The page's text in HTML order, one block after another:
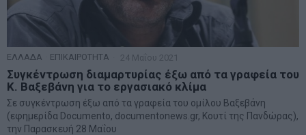
ΕΛΛΑΔΑ ΕΠΙΚΑΙΡΟΤΗΤΑ 24 Μαΐου 2021
Συγκέντρωση διαμαρτυρίας έξω από τα γραφεία του
Κ. Βαξεβάνη για το εργασιακό κλίμα
Σε συγκέντρωση έξω από τα γραφεία του ομίλου Βαξεβάνη
(εφημερίδα Documento, documentonews.gr, Κουτί της Πανδώρας),
την Παρασκευή 28 Μαΐου